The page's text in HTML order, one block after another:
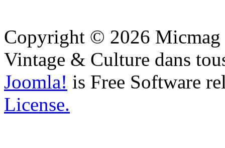
Copyright © 2026 Micmag
Vintage & Culture dans
Joomla! is Free Software
License.